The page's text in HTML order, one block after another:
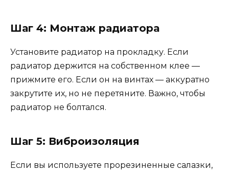
Шаг 4: Монтаж радиатора
Установите радиатор на прокладку. Если
радиатор держится на собственном клее —
прижмите его. Если он на винтах — аккуратно
закрутите их, но не перетяните. Важно, чтобы
радиатор не болтался.
Шаг 5: Виброизоляция
Если вы используете прорезиненные салазки,